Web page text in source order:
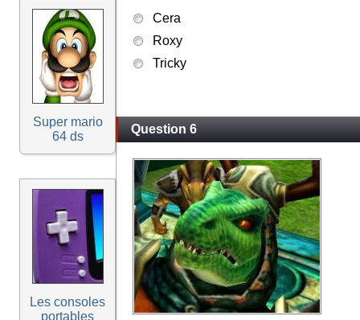
Super mario
64 ds
Les consoles
portables
Cera
Roxy
Tricky
Question 6